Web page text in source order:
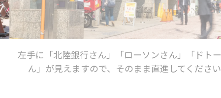
右手に赤いポストが見えてきます。その向かいの「
ーワンプレイス烏丸ビル」にお入りください。